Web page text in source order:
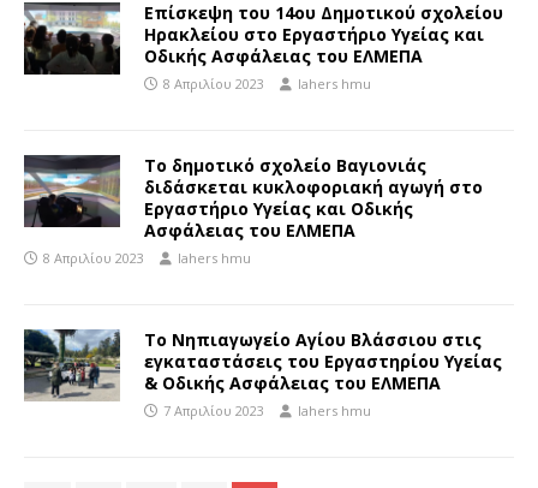
Επίσκεψη του 14oυ Δημοτικού σχολείου
Ηρακλείου στο Εργαστήριο Υγείας και
Οδικής Ασφάλειας του ΕΛΜΕΠΑ
8 Απριλίου 2023 lahers hmu
Το δημοτικό σχολείο Βαγιονιάς
διδάσκεται κυκλοφοριακή αγωγή στο
Εργαστήριο Υγείας και Οδικής
Ασφάλειας του ΕΛΜΕΠΑ
8 Απριλίου 2023 lahers hmu
Tο Νηπιαγωγείο Αγίου Βλάσσιου στις
εγκαταστάσεις του Εργαστηρίου Υγείας
& Οδικής Ασφάλειας του ΕΛΜΕΠΑ
7 Απριλίου 2023 lahers hmu